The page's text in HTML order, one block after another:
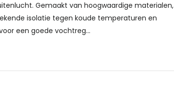
Gemaakt van hoogwaardige materialen,
isolatie tegen koude temperaturen en
een goede vochtreg...